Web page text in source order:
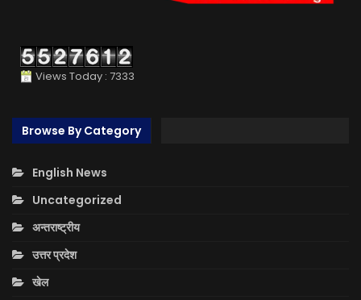
Views Today : 7333
Browse By Category
English News
Uncategorized
अन्तराष्ट्रीय
उत्तर प्रदेश
खेल